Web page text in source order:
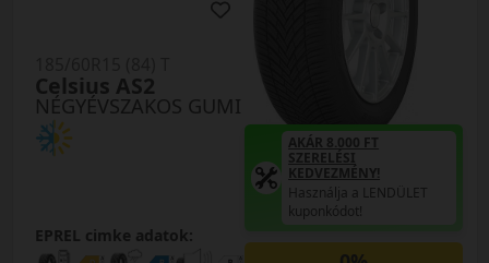
NÉGYÉVSZAKOS GUMI
Celsius AS2
EPREL cimke adatok:
AKÁR 8.000 FT
SZERELÉSI
KEDVEZMÉNY!
Használja a LENDÜLET
kuponkódot!